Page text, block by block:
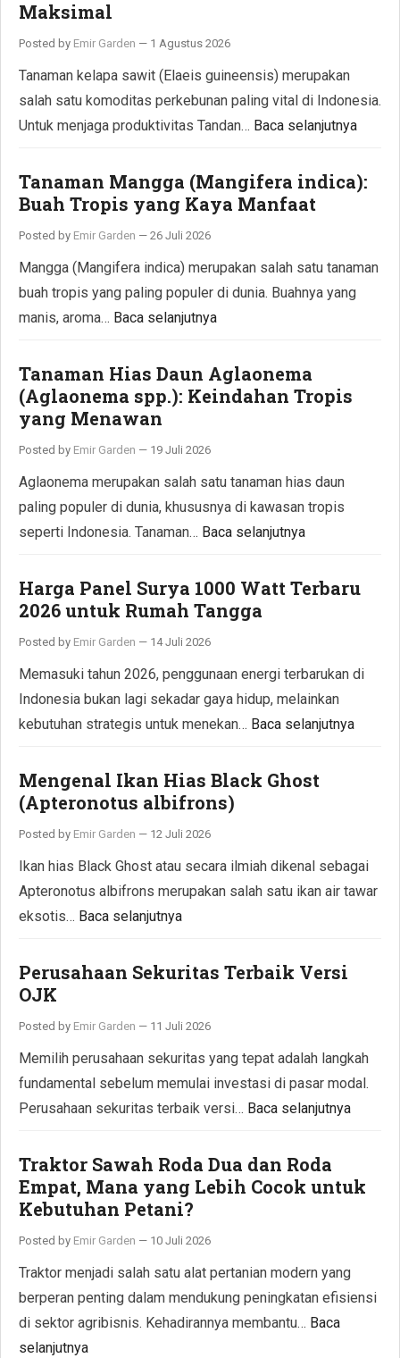
Maksimal
Posted by Emir Garden — 1 Agustus 2026
Tanaman kelapa sawit (Elaeis guineensis) merupakan
salah satu komoditas perkebunan paling vital di Indonesia.
Untuk menjaga produktivitas Tandan… Baca selanjutnya
Tanaman Mangga (Mangifera indica):
Buah Tropis yang Kaya Manfaat
Posted by Emir Garden — 26 Juli 2026
Mangga (Mangifera indica) merupakan salah satu tanaman
buah tropis yang paling populer di dunia. Buahnya yang
manis, aroma… Baca selanjutnya
Tanaman Hias Daun Aglaonema
(Aglaonema spp.): Keindahan Tropis
yang Menawan
Posted by Emir Garden — 19 Juli 2026
Aglaonema merupakan salah satu tanaman hias daun
paling populer di dunia, khususnya di kawasan tropis
seperti Indonesia. Tanaman… Baca selanjutnya
Harga Panel Surya 1000 Watt Terbaru
2026 untuk Rumah Tangga
Posted by Emir Garden — 14 Juli 2026
Memasuki tahun 2026, penggunaan energi terbarukan di
Indonesia bukan lagi sekadar gaya hidup, melainkan
kebutuhan strategis untuk menekan… Baca selanjutnya
Mengenal Ikan Hias Black Ghost
(Apteronotus albifrons)
Posted by Emir Garden — 12 Juli 2026
Ikan hias Black Ghost atau secara ilmiah dikenal sebagai
Apteronotus albifrons merupakan salah satu ikan air tawar
eksotis… Baca selanjutnya
Perusahaan Sekuritas Terbaik Versi
OJK
Posted by Emir Garden — 11 Juli 2026
Memilih perusahaan sekuritas yang tepat adalah langkah
fundamental sebelum memulai investasi di pasar modal.
Perusahaan sekuritas terbaik versi… Baca selanjutnya
Traktor Sawah Roda Dua dan Roda
Empat, Mana yang Lebih Cocok untuk
Kebutuhan Petani?
Posted by Emir Garden — 10 Juli 2026
Traktor menjadi salah satu alat pertanian modern yang
berperan penting dalam mendukung peningkatan efisiensi
di sektor agribisnis. Kehadirannya membantu… Baca
selanjutnya